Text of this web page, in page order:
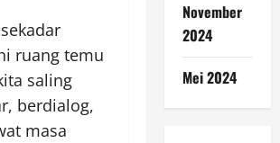
ruang temu
saling
berdialog,
masa
November
2024
Mei 2024